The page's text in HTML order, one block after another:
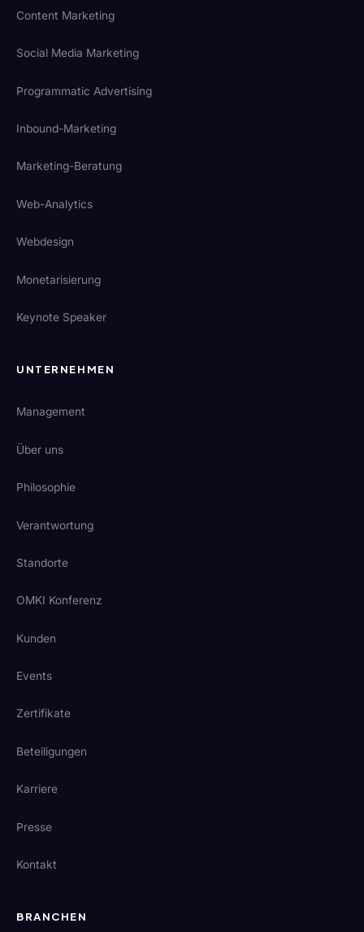
Content Marketing
Social Media Marketing
Programmatic Advertising
Inbound-Marketing
Marketing-Beratung
Web-Analytics
Webdesign
Monetarisierung
Keynote Speaker
UNTERNEHMEN
Management
Über uns
Philosophie
Verantwortung
Standorte
OMKI Konferenz
Kunden
Events
Zertifikate
Beteiligungen
Karriere
Presse
Kontakt
BRANCHEN